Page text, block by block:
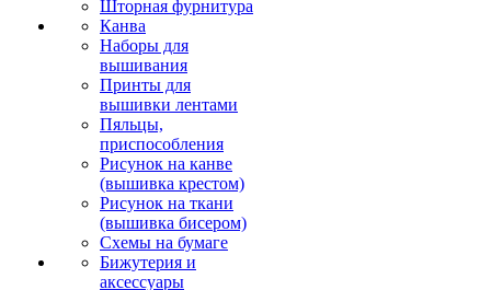
Шторная фурнитура
Канва
Наборы для
вышивания
Принты для
вышивки лентами
Пяльцы,
приспособления
Рисунок на канве
(вышивка крестом)
Рисунок на ткани
(вышивка бисером)
Схемы на бумаге
Бижутерия и
аксессуары